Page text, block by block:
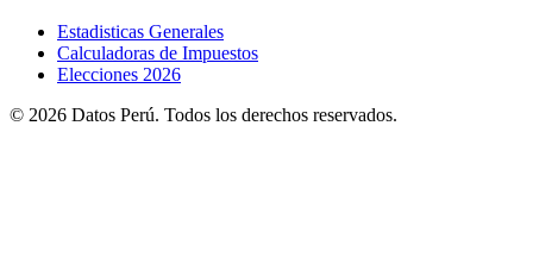
Estadisticas Generales
Calculadoras de Impuestos
Elecciones 2026
© 2026 Datos Perú. Todos los derechos reservados.